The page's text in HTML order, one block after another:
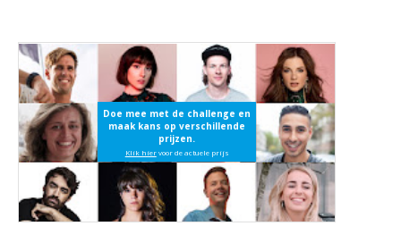
Klik hiervoor de actuele prijs
Doe mee met de challenge en
maak kans op verschillende
prijzen.